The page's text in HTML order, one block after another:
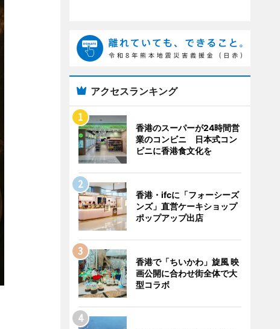
アクセスランキング
香港のスーパーが24時間営
業のコンビニ 日本式コン
ビニに香港食文化を
香港・ifcに「フォーシーズ
ンズ」直営ケーキショップ
ポップアップ出店
香港で「ちいかわ」旋風 映
画公開に合わせ街全体で大
型コラボ